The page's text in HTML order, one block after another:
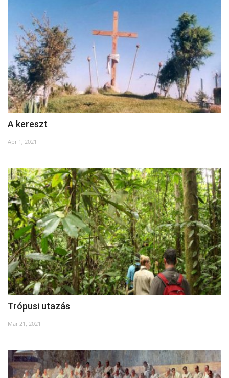
A kereszt
Apr 1, 2021
Trópusi utazás
Mar 21, 2021